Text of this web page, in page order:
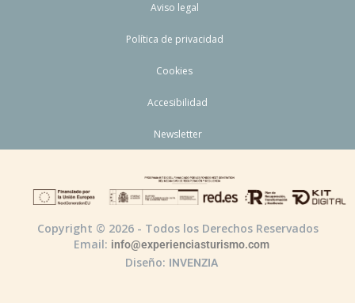
Aviso legal
Política de privacidad
Cookies
Accesibilidad
Newsletter
Copyright © 2026 - Todos los Derechos Reservados
Email: info@experienciasturismo.com
Diseño: INVENZIA